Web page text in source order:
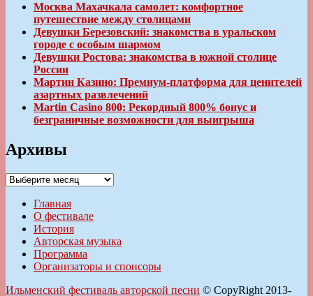
Москва Махачкала самолет: комфортное
путешествие между столицами
Девушки Березовский: знакомства в уральском
городе с особым шармом
Девушки Ростова: знакомства в южной столице
России
Мартин Казино: Премиум-платформа для ценителей
азартных развлечений
Martin Casino 800: Рекордный 800% бонус и
безграничные возможности для выигрыша
Архивы
Архивы
Главная
О фестивале
История
Авторская музыка
Программа
Организаторы и спонсоры
Ильменский фестиваль авторской песни © CopyRight 2013-